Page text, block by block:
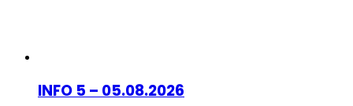
INFO 5 – 05.08.2026